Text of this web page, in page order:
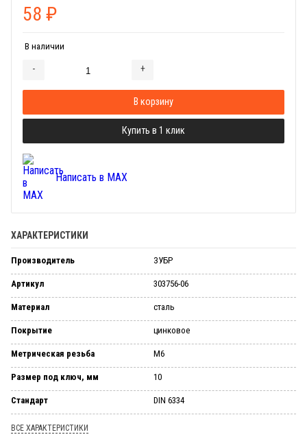
58 ₽
В наличии
- +
В корзину
Купить в 1 клик
Написать в MAX
ХАРАКТЕРИСТИКИ
Производитель ЗУБР
Артикул 303756-06
Материал сталь
Покрытие цинковое
Метрическая резьба М6
Размер под ключ, мм 10
Стандарт DIN 6334
ВСЕ ХАРАКТЕРИСТИКИ